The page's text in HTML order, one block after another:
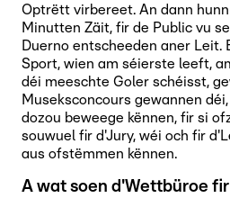
Optrëtt virbereet. An dann
Minutten Zäit, fir de Public vu
Duerno entscheeden aner Leit.
Sport, wien am séierste leeft,
déi meeschte Goler schéisst,
Museksconcours gewannen
dozou beweege kënnen, fir si
souwuel fir d'Jury, wéi och fir
aus ofstëmmen kënnen.
A wat soen d'Wettbüroe